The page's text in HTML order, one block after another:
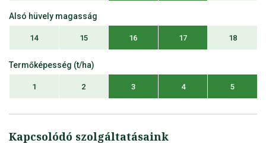
Alsó hüvely magasság
14 15 16 17 18
Termőképesség (t/ha)
1 2 3 4 5
Kapcsolódó szolgáltatásaink